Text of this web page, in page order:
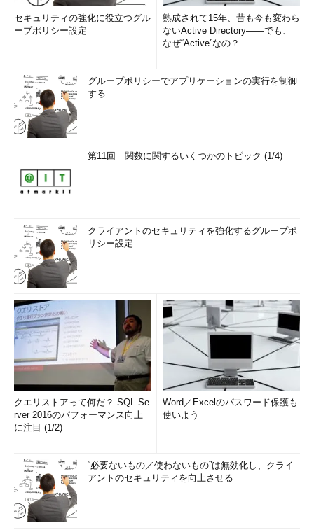
セキュリティの強化に役立つグル
ープポリシー設定
熟成されて15年、昔も今も変わら
ないActive Directory――でも、
なぜ“Active”なの？
グループポリシーでアプリケーションの実行を制御
する
第11回 関数に関するいくつかのトピック (1/4)
クライアントのセキュリティを強化するグループポ
リシー設定
クエリストアって何だ？ SQL Se
rver 2016のパフォーマンス向上
に注目 (1/2)
Word／Excelのパスワード保護も
使いよう
“必要ないもの／使わないもの”は無効化し、クライ
アントのセキュリティを向上させる